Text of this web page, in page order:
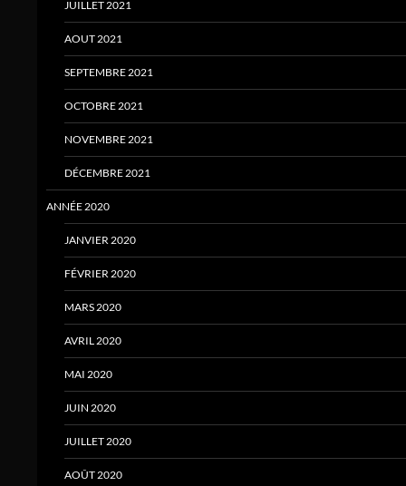
JUILLET 2021
AOUT 2021
SEPTEMBRE 2021
OCTOBRE 2021
NOVEMBRE 2021
DÉCEMBRE 2021
ANNÉE 2020
JANVIER 2020
FÉVRIER 2020
MARS 2020
AVRIL 2020
MAI 2020
JUIN 2020
JUILLET 2020
AOÛT 2020